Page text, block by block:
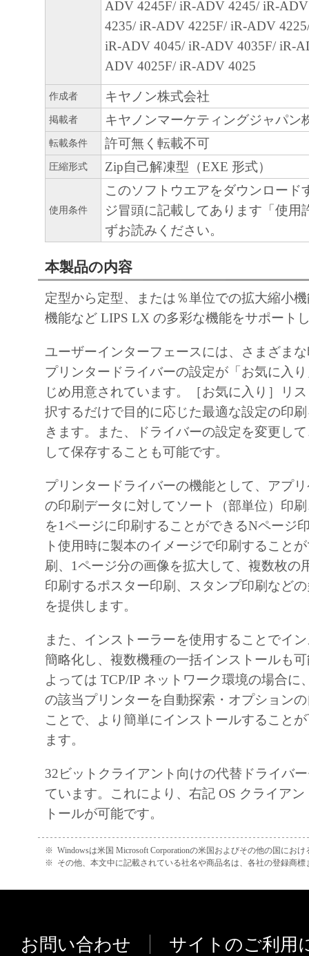
SUBSIDIARIES OR AFFILIATES, THEIR
DEALERS OR CANON'S LICENSORS
ADVISED OF THE P OS SIBILITY OF
SOME STATES OR LEGAL
ALLOW THE LIMITATION OR
FOR INCIDENTAL OR CONSEQUENTIAL
PERSONAL INJURY OR DEATH
NEGLIGENCE ON THE PART OF SELLER,
LIMITATION OR EXCLUSION MAY NOT
[RELEASE OF LIABILITY] TO THE FULL
PERMITTED BY APPLICABLE LAW, YOU
RELEASE CANON, CANON'S
AFFILIATES, THEIR DISTRIBUTORS,
CANON'S LICENSORS FROM ANY AND
ARISING FROM OR RELATED TO ALL
CONCERNING THE SOFTWARE OR ITS
8. TERM
This Agreement is effective upon your
clicking the button indicating your acceptance
installing the Software and remains in effect
may terminate this Agreement by destroying
including any and all copies thereof.
This Agreement shall also terminate if you fail
terms hereof. Upon termination of this
Canon enforcing its respective legal rights, you
promptly destroy the Software including any
thereof. Notwithstanding the foregoing,
11 shall survive any termination of this
9. U.S. GOVERNMENT RESTRICTED
The Software is a "commercial item," as that
C.F.R. 2.101 (October 1995), consisting of
documentation," as such terms are used in 48
(September 1995). Consistent with 48 C.F.R.
C.F.R. 227.7202-1 through 227.7202-4 (June
Government End Users shall acquire the
rights set forth herein. Manufacturer is Canon
Shimomaruko 3-chome, Ohta-ku, Tokyo 146-
10. SEVERABILITY
In the event that any section hereof is declared
illegal by any court or tribunal of competent
section shall be null and void with respect to
that court or tribunal and all the remaining
remain in full force and effect.
SOFTWARE, YOU ACKNOWLEDGE THAT
ADV 4245F/ iR-ADV 4245/ iR-
4235/ iR-ADV 4225F/ iR-ADV
iR-ADV 4045/ iR-ADV 4035F/ iR-
ADV 4025F/ iR-ADV 4025
作成者 キヤノン株式会社
掲載者 キヤノンマーケティングジャパン
転載条件 許可無く転載不可
圧縮形式 Zip自己解凍型（EXE 形式）
使用条件
このソフトウエアをダウンロード
ジ冒頭に記載してあります「使用
ずお読みください。
本製品の内容
定型から定型、または％単位での拡大縮小
機能など LIPS LX の多彩な機能をサポート
ユーザーインターフェースには、さまざま
プリンタードライバーの設定が「お気に入
じめ用意されています。［お気に入り］リ
択するだけで目的に応じた最適な設定の印
きます。また、ドライバーの設定を変更し
して保存することも可能です。
プリンタードライバーの機能として、アプ
の印刷データに対してソート（部単位）印
を1ページに印刷することができるNページ
ト使用時に製本のイメージで印刷すること
刷、1ページ分の画像を拡大して、複数枚の
印刷するポスター印刷、スタンプ印刷など
を提供します。
また、インストーラーを使用することでイ
簡略化し、複数機種の一括インストールも
よっては TCP/IP ネットワーク環境の場合に
の該当プリンターを自動探索・オプション
ことで、より簡単にインストールすること
ます。
32ビットクライアント向けの代替ドライバ
ています。これにより、右記 OS クライア
トールが可能です。
※ Windowsは米国 Microsoft Corporationの米国およびその他の国にお
※ その他、本文中に記載されている社名や商品名は、各社の登録商標
お問い合わせ サイトのご利用